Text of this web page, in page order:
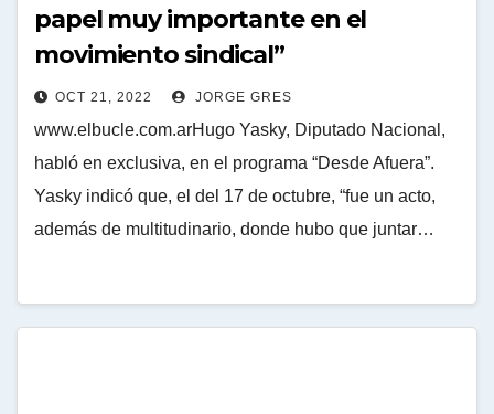
papel muy importante en el
movimiento sindical”
OCT 21, 2022 JORGE GRES
www.elbucle.com.arHugo Yasky, Diputado Nacional,
habló en exclusiva, en el programa “Desde Afuera”.
Yasky indicó que, el del 17 de octubre, “fue un acto,
además de multitudinario, donde hubo que juntar…